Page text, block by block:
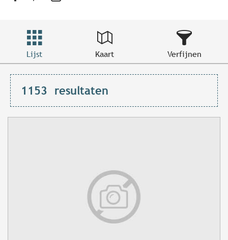
Lijst Kaart Verfijnen
1153 resultaten